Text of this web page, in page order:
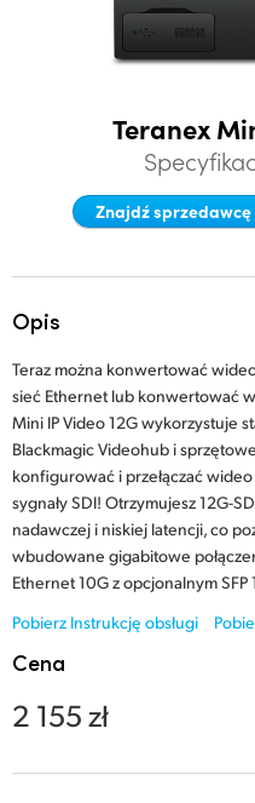
Canada
Denmark
France
Germany
India
Japan
Korea
Mexico
Teranex
Znajdź sprzedawcę
Opis
Teraz można konwertować
sieć Ethernet lub konwertować
Mini IP Video 12G wykorzystuje
Blackmagic Videohub i
konfigurować i przełączać
sygnały SDI! Otrzymujesz 12G-
nadawczej i niskiej latencji, co
wbudowane gigabitowe
Ethernet 10G z opcjonalnym SFP
Pobierz Instrukcję obsługi
Cena
2 155 zł